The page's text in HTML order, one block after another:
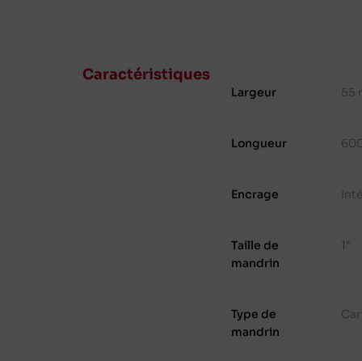
Caractéristiques
Largeur 55
Longueur
Encrage
Taille de
mandrin
1"
Type de
mandrin